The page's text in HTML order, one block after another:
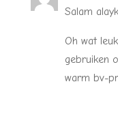
Salam
Oh wat
gebruiken
warm bv-